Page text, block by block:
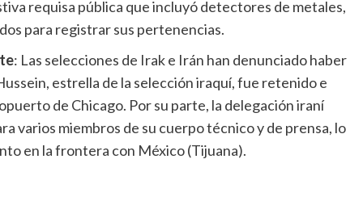
requisa pública que incluyó detectores de metales,
para registrar sus pertenencias.
: Las selecciones de Irak e Irán han denunciado haber
estrella de la selección iraquí, fue retenido e
de Chicago. Por su parte, la delegación iraní
varios miembros de su cuerpo técnico y de prensa, lo
en la frontera con México (Tijuana).